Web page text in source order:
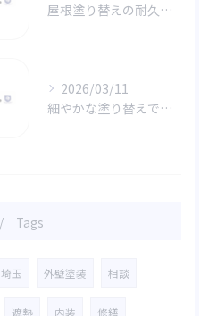
屋根塗り替えの耐久性を高める秘訣
2026/03/11
細やかな塗り替えで実現する外壁の一体感と美しさ
Tags
埼玉 外壁塗装 相談
遮熱 内装 修繕